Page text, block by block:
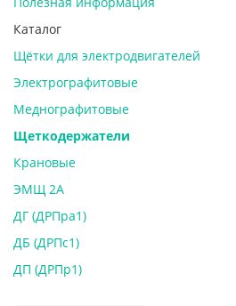
Каталог
Щётки для электродвигателей
Электрографитовые
Меднографитовые
Щеткодержатели
Крановые
ЭМЩ 2А
ДГ (ДРПра1)
ДБ (ДРПс1)
ДП (ДРПр1)